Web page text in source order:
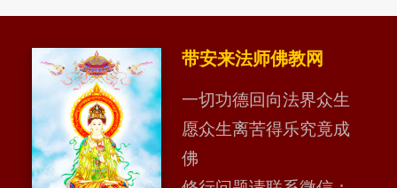
01 大本经第一
一切功德回向法界众生
愿众生离苦得乐究竟成